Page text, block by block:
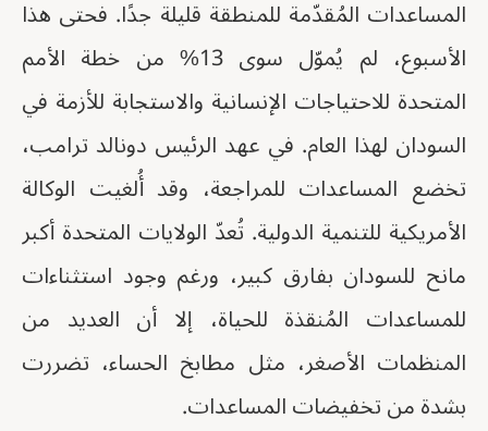
المساعدات المُقدّمة للمنطقة قليلة جدًا. فحتى هذا
الأسبوع، لم يُموّل سوى 13% من خطة الأمم
المتحدة للاحتياجات الإنسانية والاستجابة للأزمة في
السودان لهذا العام. في عهد الرئيس دونالد ترامب،
تخضع المساعدات للمراجعة، وقد أُلغيت الوكالة
الأمريكية للتنمية الدولية. تُعدّ الولايات المتحدة أكبر
مانح للسودان بفارق كبير، ورغم وجود استثناءات
للمساعدات المُنقذة للحياة، إلا أن العديد من
المنظمات الأصغر، مثل مطابخ الحساء، تضررت
بشدة من تخفيضات المساعدات.